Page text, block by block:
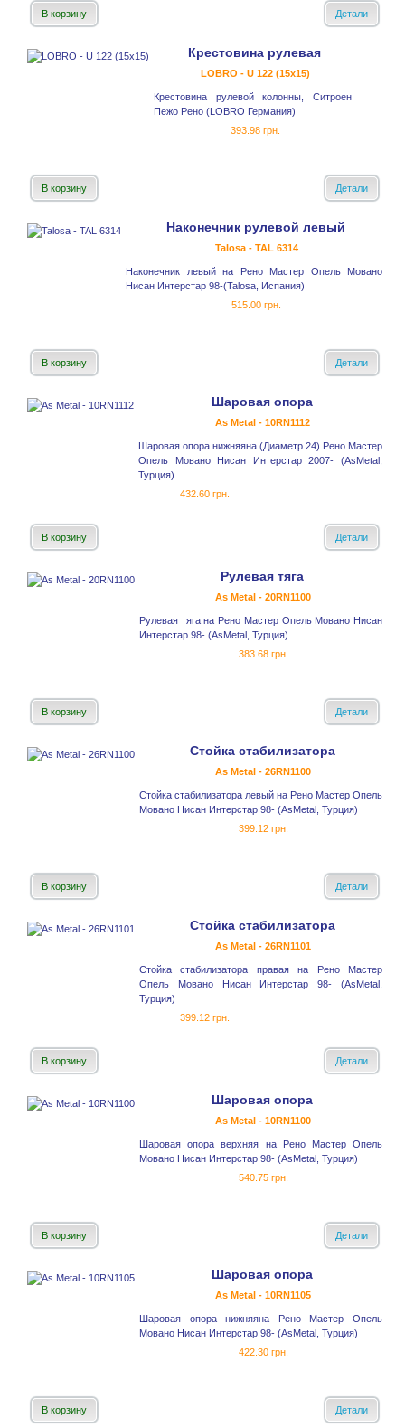
В корзину Детали
Крестовина рулевая
LOBRO - U 122 (15x15)
Крестовина рулевой колонны, Ситроен
Пежо Рено (LOBRO Германия)
393.98 грн.
В корзину Детали
Наконечник рулевой левый
Talosa - TAL 6314
Наконечник левый на Рено Мастер Опель Мовано
Нисан Интерстар 98-(Talosa, Испания)
515.00 грн.
В корзину Детали
Шаровая опора
As Metal - 10RN1112
Шаровая опора нижняяна (Диаметр 24) Рено Мастер
Опель Мовано Нисан Интерстар 2007- (AsMetal,
Турция)
432.60 грн.
В корзину Детали
Рулевая тяга
As Metal - 20RN1100
Рулевая тяга на Рено Мастер Опель Мовано Нисан
Интерстар 98- (AsMetal, Турция)
383.68 грн.
В корзину Детали
Стойка стабилизатора
As Metal - 26RN1100
Стойка стабилизатора левый на Рено Мастер Опель
Мовано Нисан Интерстар 98- (AsMetal, Турция)
399.12 грн.
В корзину Детали
Стойка стабилизатора
As Metal - 26RN1101
Стойка стабилизатора правая на Рено Мастер
Опель Мовано Нисан Интерстар 98- (AsMetal,
Турция)
399.12 грн.
В корзину Детали
Шаровая опора
As Metal - 10RN1100
Шаровая опора верхняя на Рено Мастер Опель
Мовано Нисан Интерстар 98- (AsMetal, Турция)
540.75 грн.
В корзину Детали
Шаровая опора
As Metal - 10RN1105
Шаровая опора нижняяна Рено Мастер Опель
Мовано Нисан Интерстар 98- (AsMetal, Турция)
422.30 грн.
В корзину Детали